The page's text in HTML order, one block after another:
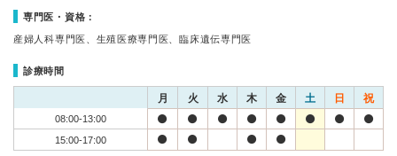
専門医・資格：
産婦人科専門医、生殖医療専門医、臨床遺伝専門医
診療時間
月 火 水 木 金 土 日 祝
08:00-13:00
15:00-17:00